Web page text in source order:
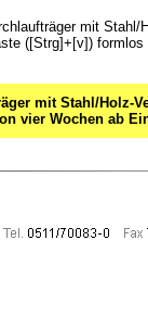
mit
([Strg]+[v])
mit Stahl/Holz-
vier Wochen ab